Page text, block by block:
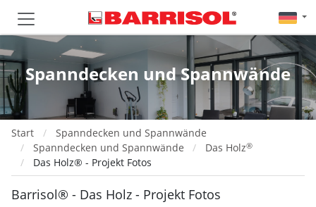
Spanndecken und Spannwände
Start
Spanndecken und Spannwände
Spanndecken und Spannwände
Das Holz®
Das Holz® - Projekt Fotos
Barrisol® - Das Holz - Projekt Fotos